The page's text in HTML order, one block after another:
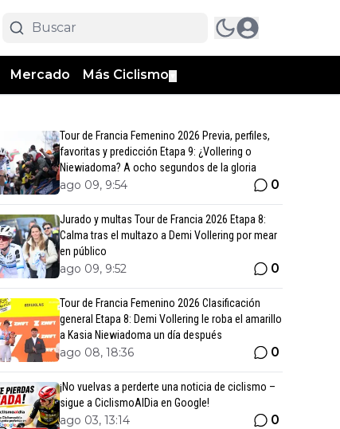
Mercado Más Ciclismo
Tour de Francia Femenino 2026 Previa, perfiles,
favoritas y predicción Etapa 9: ¿Vollering o
Niewiadoma? A ocho segundos de la gloria
ago 09, 9:54 0
Jurado y multas Tour de Francia 2026 Etapa 8:
Calma tras el multazo a Demi Vollering por mear
en público
ago 09, 9:52 0
Tour de Francia Femenino 2026 Clasificación
general Etapa 8: Demi Vollering le roba el amarillo
a Kasia Niewiadoma un día después
ago 08, 18:36 0
¡No vuelvas a perderte una noticia de ciclismo –
sigue a CiclismoAlDia en Google!
ago 03, 13:14 0